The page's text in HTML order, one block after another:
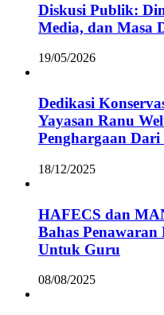
Diskusi Publik:
Media, dan Masa
19/05/2026
Dedikasi
Yayasan Ranu
Penghargaan Dari
18/12/2025
HAFECS dan
Bahas
Untuk Guru
08/08/2025